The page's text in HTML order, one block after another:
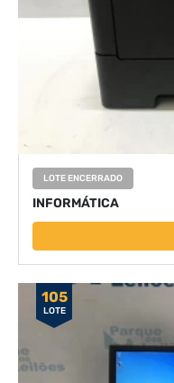
LOTE ENCERRADO
INFORMÁTICA
105
LOTE